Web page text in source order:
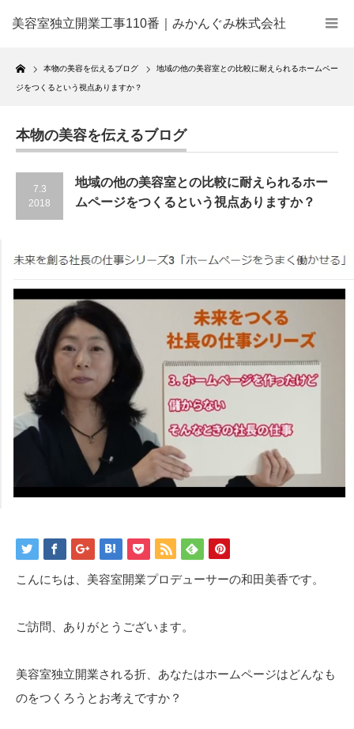
美容室独立開業工事110番｜みかんぐみ株式会社
Home
本物の美容を伝えるブログ 地域の他の美容室との比較に耐えられるホームペー
ジをつくるという視点ありますか？
本物の美容を伝えるブログ
7.3
2018
地域の他の美容室との比較に耐えられるホー
ムページをつくるという視点ありますか？
こんにちは、美容室開業プロデューサーの和田美香です。
ご訪問、ありがとうございます。
美容室独立開業される折、あなたはホームページはどんなも
のをつくろうとお考えですか？